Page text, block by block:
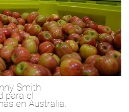
Smith
para el
en Australia.